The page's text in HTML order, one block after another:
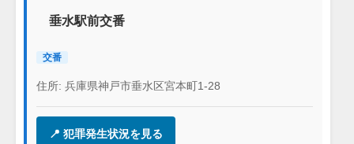
垂水駅前交番
交番
住所: 兵庫県神戸市垂水区宮本町1-28
📍 犯罪発生状況を見る